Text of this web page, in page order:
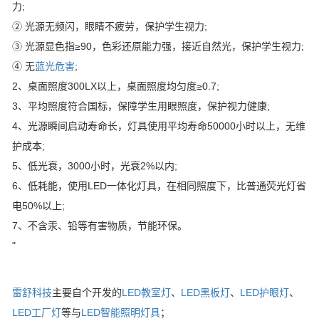
力;
② 光源无频闪，眼睛不疲劳，保护学生视力;
③ 光源显色指≥90，色彩还原能力强，接近自然光，保护学生视力;
④ 无蓝光危害;
2、桌面照度300LX以上，桌面照度均匀度≥0.7;
3、平均照度符合国标，保障学生用眼照度，保护视力健康;
4、光源瞬间启动寿命长，灯具使用平均寿命50000小时以上，无维
护成本;
5、低光衰，3000小时，光衰2%以内;
6、低耗能，使用LED一体化灯具，在相同照度下，比普通荧光灯省
电50%以上;
7、不含汞、铅等有害物质，节能环保。
"
雷舒科技主要自个开发的LED教室灯、 LED黑板灯、 LED护眼灯、
LED工厂灯等与LED智能照明灯具；